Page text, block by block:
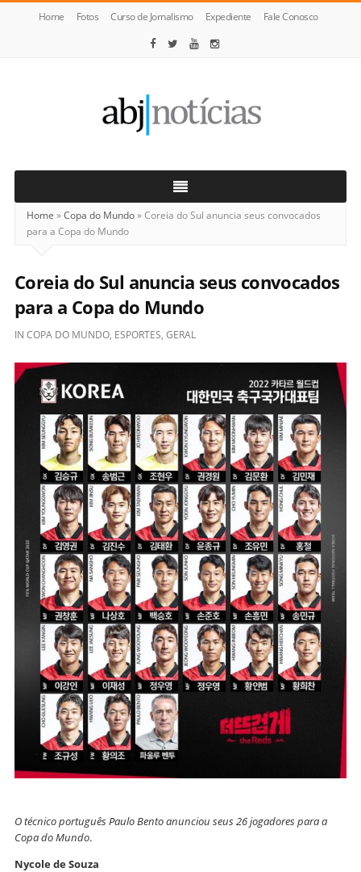
Home Fotos Curso de Jornalismo Expediente Fale Conosco
Notícias
Home »Copa do Mundo»Coreia do Sul anuncia seus convocados
para a Copa do Mundo
Coreia do Sul anuncia seus convocados
para a Copa do Mundo
IN COPA DO MUNDO, ESPORTES, GERAL
O técnico português Paulo Bento anunciou seus 26 jogadores para a
Copa do Mundo.
Nycole de Souza